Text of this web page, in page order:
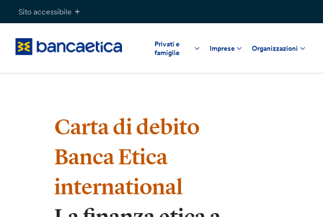
Sito accessibile
Privati e
famiglie
Imprese Organizzazioni
Carta di debito
Banca Etica
international